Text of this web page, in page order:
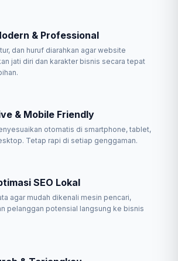
& Professional
dan huruf diarahkan agar website
jati diri dan karakter bisnis secara tepat
& Mobile Friendly
otomatis di smartphone, tablet,
Tetap rapi di setiap genggaman.
SEO Lokal
agar mudah dikenali mesin pencari,
pelanggan potensial langsung ke bisnis